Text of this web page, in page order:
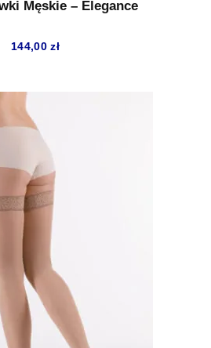
Męskie – Elegance
144,00zł